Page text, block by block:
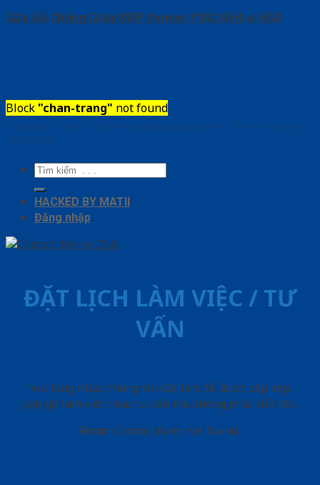
Cửa Gỗ Chống Cháy MDF Veneer P1R2 ASH-a-SGD
Block "chan-trang" not found
Copyright ⓒ 2010 – 2026 www.cuadepangiang.com | Đơn vị chủ quản
SaigonDoor
Tìm
kiếm:
HACKED BY MATII
Đăng nhập
ĐẶT LỊCH LÀM VIỆC / TƯ
VẤN
Vui lòng nhập thông tin đặt lịch để được sắp xếp
gặp gỡ làm việc hoăc tư vấn mà không phải chờ đợi.
Error: Contact form not found.